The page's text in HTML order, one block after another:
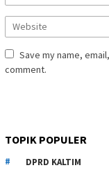
Save my name,
comment.
TOPIK POPULER
DPRD KALTIM